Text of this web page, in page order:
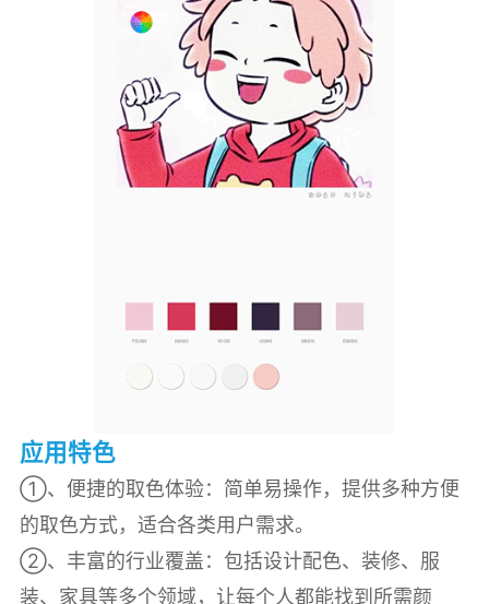
应用特色
①、便捷的取色体验：简单易操作，提供多种方便
的取色方式，适合各类用户需求。
②、丰富的行业覆盖：包括设计配色、装修、服
装、家具等多个领域，让每个人都能找到所需颜